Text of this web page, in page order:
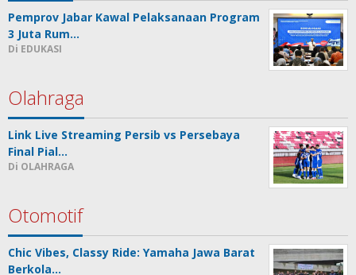
Pemprov Jabar Kawal Pelaksanaan Program
3 Juta Rum…
Di EDUKASI
Olahraga
Link Live Streaming Persib vs Persebaya
Final Pial…
Di OLAHRAGA
Otomotif
Chic Vibes, Classy Ride: Yamaha Jawa Barat
Berkola…